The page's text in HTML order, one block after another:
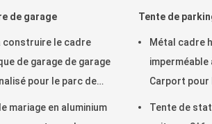
de garage
construire le cadre
de garage de garage
pour le parc de
mariage en aluminium
Tente de
Métal cadre
imperméable
Carport pour
Tente de